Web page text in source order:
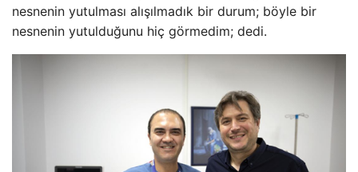
nesnenin yutulması alışılmadık bir durum; böyle bir
nesnenin yutulduğunu hiç görmedim; dedi.